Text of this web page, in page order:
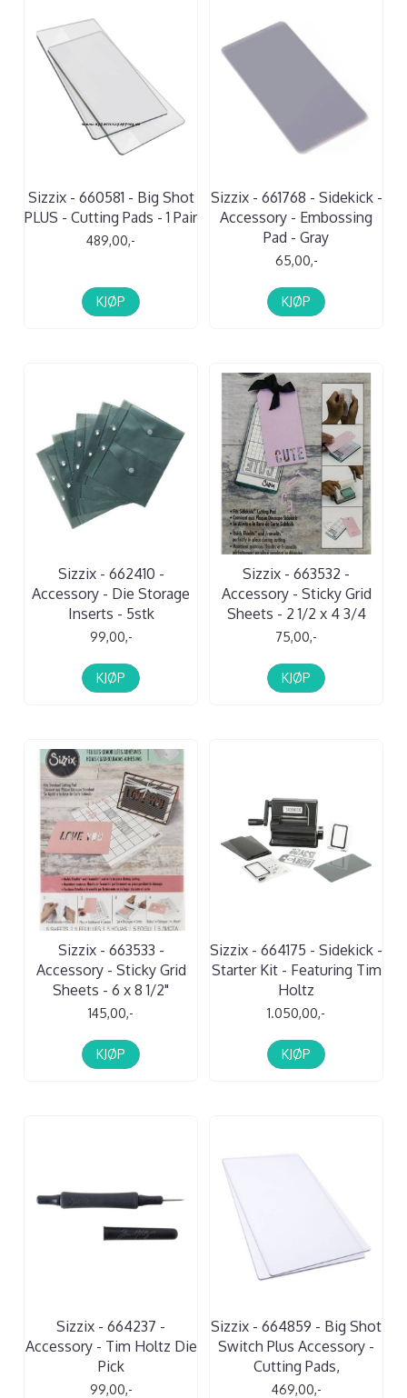
Sizzix - 660581 - Big Shot
PLUS - Cutting Pads - 1 Pair
489,00,-
KJØP
Sizzix - 661768 - Sidekick -
Accessory - Embossing
Pad - Gray
65,00,-
KJØP
Sizzix - 662410 -
Accessory - Die Storage
Inserts - 5stk
99,00,-
KJØP
Sizzix - 663532 -
Accessory - Sticky Grid
Sheets - 2 1/2 x 4 3/4
75,00,-
KJØP
Sizzix - 663533 -
Accessory - Sticky Grid
Sheets - 6 x 8 1/2"
145,00,-
KJØP
Sizzix - 664175 - Sidekick -
Starter Kit - Featuring Tim
Holtz
1.050,00,-
KJØP
Sizzix - 664237 -
Accessory - Tim Holtz Die
Pick
99,00,-
Sizzix - 664859 - Big Shot
Switch Plus Accessory -
Cutting Pads,
469,00,-